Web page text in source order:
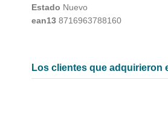
Estado Nuevo
ean13 8716963788160
Los clientes que adquirieron